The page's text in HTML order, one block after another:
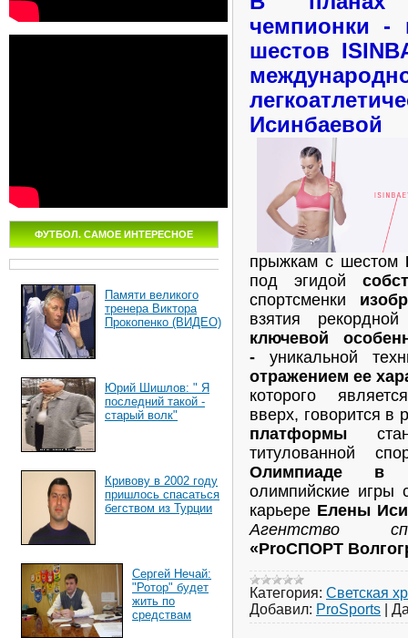
ФУТБОЛ. САМОЕ ИНТЕРЕСНОЕ
Памяти великого
тренера Виктора
Прокопенко (ВИДЕО)
Юрий Шишлов: " Я
последний такой -
старый волк"
Кривову в 2002 году
пришлось спасаться
бегством из Турции
Сергей Нечай:
"Ротор" будет
жить по
средствам
чемпионки -
шестов
Исинбаевой
прыжкам с шестом
под эгидой
спортсменки
взятия
ключевой
- уникальной
отражением ее
которого
вверх, говорится в
платформы
титулованной
Олимпиаде в
олимпийские игры
карьере Елены
Агентство
«ProСПОРТ
Категория: Светская
Добавил: ProSports